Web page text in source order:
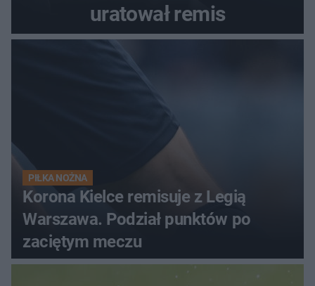
uratował remis
PIŁKA NOŻNA
Korona Kielce remisuje z Legią
Warszawa. Podział punktów po
zaciętym meczu